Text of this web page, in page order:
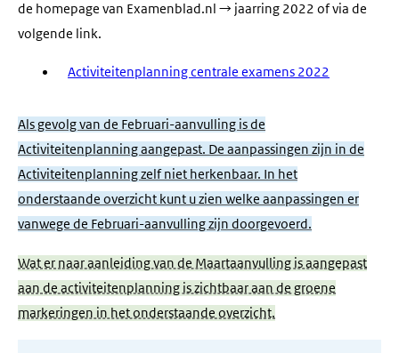
de homepage van Examenblad.nl → jaarring 2022 of via de
volgende link.
Activiteitenplanning centrale examens 2022
Als gevolg van de Februari-aanvulling is de
Activiteitenplanning aangepast. De aanpassingen zijn in de
Activiteitenplanning zelf niet herkenbaar. In het
onderstaande overzicht kunt u zien welke aanpassingen er
vanwege de Februari-aanvulling zijn doorgevoerd.
Wat er naar aanleiding van de Maartaanvulling is aangepast
aan de activiteitenplanning is zichtbaar aan de groene
markeringen in het onderstaande overzicht.